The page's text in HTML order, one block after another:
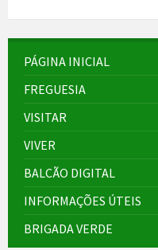
PÁGINA INICIAL
FREGUESIA
VISITAR
VIVER
BALCÃO DIGITAL
INFORMAÇÕES ÚTEIS
BRIGADA VERDE